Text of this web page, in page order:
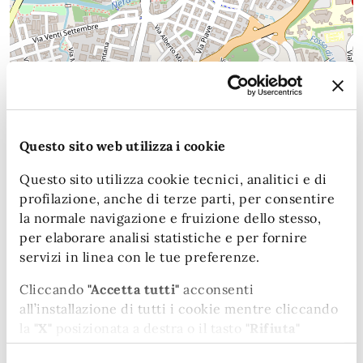
Questo sito web utilizza i cookie
Questo sito utilizza cookie tecnici, analitici e di
profilazione, anche di terze parti, per consentire
la normale navigazione e fruizione dello stesso,
per elaborare analisi statistiche e per fornire
servizi in linea con le tue preferenze.
Cliccando "Accetta tutti" acconsenti
all’installazione di tutti i cookie mentre cliccando
"X" posizionata a destra o il tasto "Rifiuta"
chiudi il banner e continui la navigazione in
Date e orari
2025
05
NOV
09:30 - Inizio evento
2025
05
NOV
11:00 - Fine evento